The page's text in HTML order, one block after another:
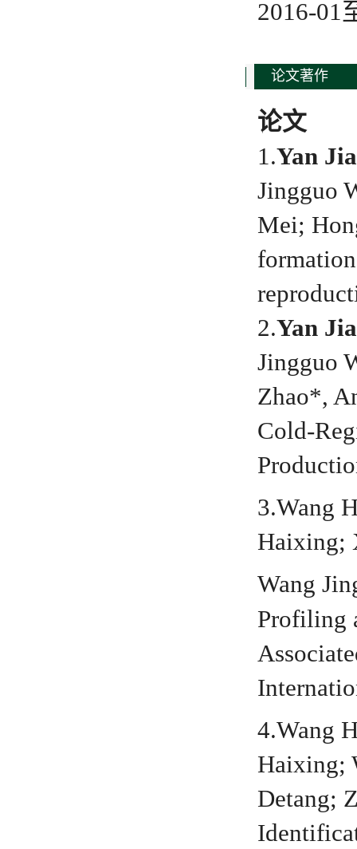
2016-01
论文著作
论文
1.Yan Jia
Jingguo
Mei;
2.Yan Jia
Jingguo
Zhao*,
Cold-
3.Wang
Haixing;
Wang
Profiling
4.Wang
Haixing;
Detang;